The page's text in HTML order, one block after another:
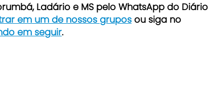
Ladário e MS pelo WhatsApp do Diário
em um de nossos grupos ou siga no
em seguir.